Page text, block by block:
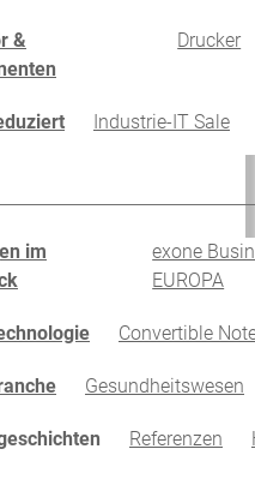
&
Drucker
Industrie-IT Sale
im
exone
EUROPA
Convertible
Gesundheitswesen
Referenzen